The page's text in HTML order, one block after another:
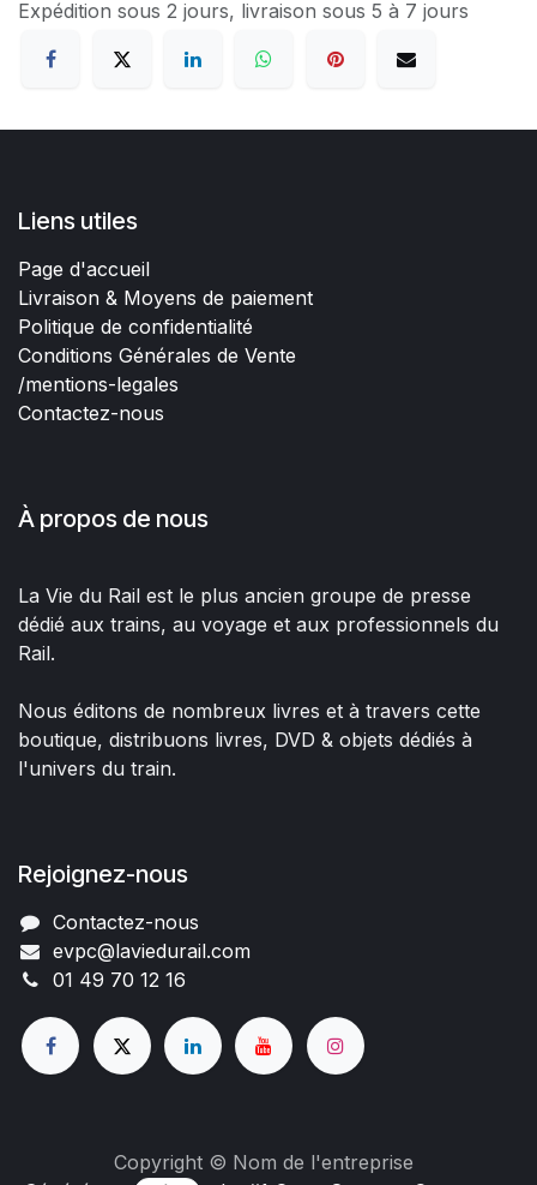
Expédition sous 2 jours, livraison sous 5 à 7 jours
Liens utiles
Page d'accueil
Livraison & Moyens de paiement
Politique de confidentialité
Conditions Générales de Vente
/mentions-legales
Contactez-nous
À propos de nous
La Vie du Rail est le plus ancien groupe de presse
dédié aux trains, au voyage et aux professionnels du
Rail.
Nous éditons de nombreux livres et à travers cette
boutique, distribuons livres, DVD & objets dédiés à
l'univers du train.
Rejoignez-nous
Contactez-nous
evpc@laviedurail.com
01 49 70 12 16
Copyright © Nom de l'entreprise